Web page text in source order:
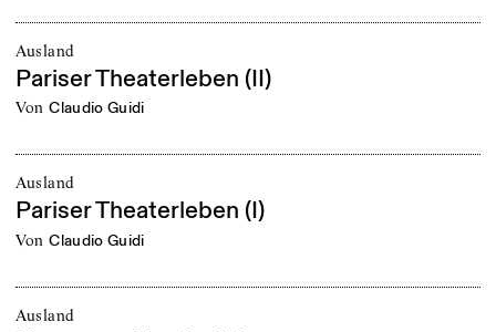
Ausland
Pariser Theaterleben (II)
von Claudio Guidi
Ausland
Pariser Theaterleben (I)
von Claudio Guidi
Ausland